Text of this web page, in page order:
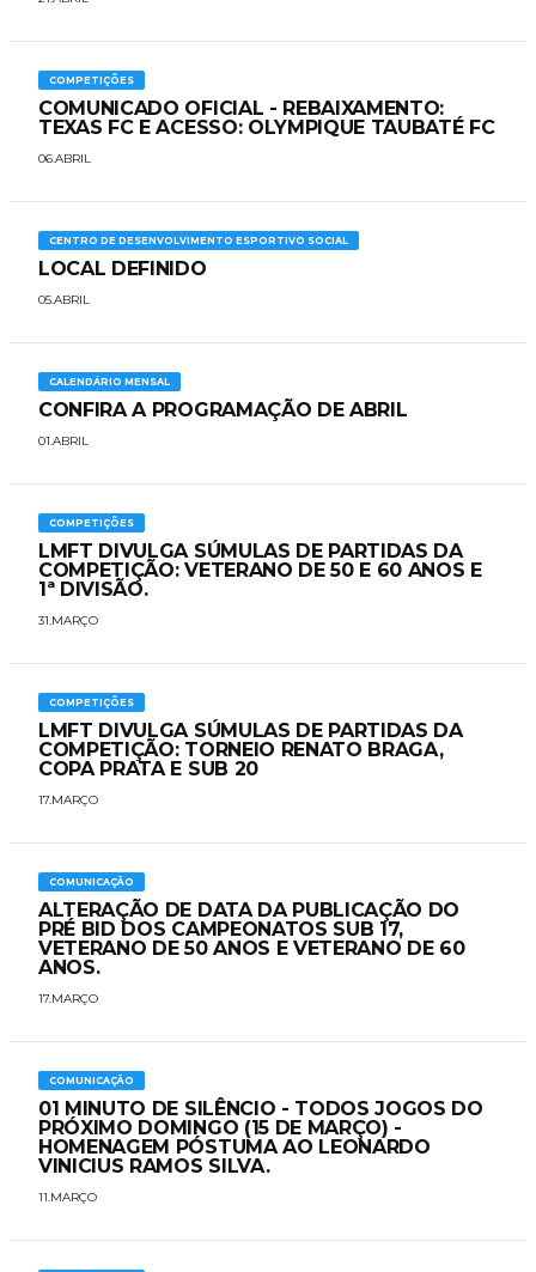
COMPETIÇÕES
COMUNICADO OFICIAL - REBAIXAMENTO:
TEXAS FC E ACESSO: OLYMPIQUE TAUBATÉ FC
06.ABRIL
CENTRO DE DESENVOLVIMENTO ESPORTIVO SOCIAL
LOCAL DEFINIDO
05.ABRIL
CALENDÁRIO MENSAL
CONFIRA A PROGRAMAÇÃO DE ABRIL
01.ABRIL
COMPETIÇÕES
LMFT DIVULGA SÚMULAS DE PARTIDAS DA
COMPETIÇÃO: VETERANO DE 50 E 60 ANOS E
1ª DIVISÃO.
31.MARÇO
COMPETIÇÕES
LMFT DIVULGA SÚMULAS DE PARTIDAS DA
COMPETIÇÃO: TORNEIO RENATO BRAGA,
COPA PRATA E SUB 20
17.MARÇO
COMUNICAÇÃO
ALTERAÇÃO DE DATA DA PUBLICAÇÃO DO
PRÉ BID DOS CAMPEONATOS SUB 17,
VETERANO DE 50 ANOS E VETERANO DE 60
ANOS.
17.MARÇO
COMUNICAÇÃO
01 MINUTO DE SILÊNCIO - TODOS JOGOS DO
PRÓXIMO DOMINGO (15 DE MARÇO) -
HOMENAGEM PÓSTUMA AO LEONARDO
VINICIUS RAMOS SILVA.
11.MARÇO